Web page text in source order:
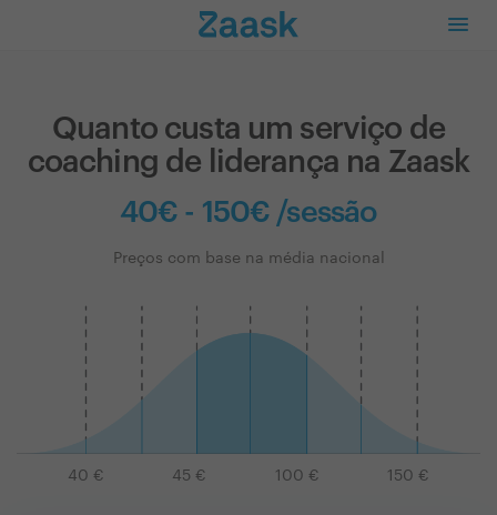
Quanto custa um serviço de
coaching de liderança na Zaask
40€ - 150€ /sessão
Preços com base na média nacional
40 € 45 € 100 € 150 €